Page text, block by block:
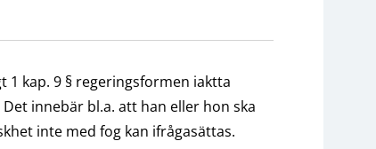
kap. 9 § regeringsformen iaktta
innebär bl.a. att han eller hon ska
inte med fog kan ifrågasättas.